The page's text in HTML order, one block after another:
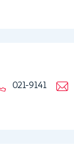
021-9141